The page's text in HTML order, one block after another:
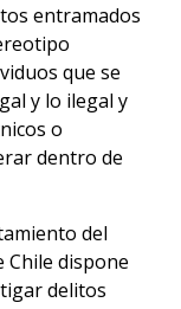
entramados
que se
y lo ilegal y
o
dentro de
del
Chile dispone
delitos